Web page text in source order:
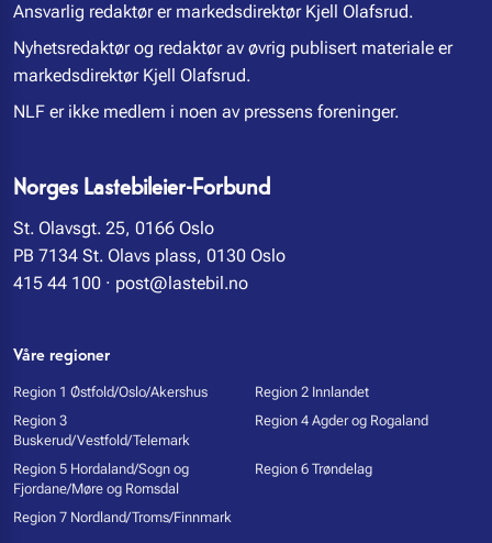
Ansvarlig redaktør er markedsdirektør Kjell Olafsrud.
Nyhetsredaktør og redaktør av øvrig publisert materiale er
markedsdirektør Kjell Olafsrud.
NLF er ikke medlem i noen av pressens foreninger.
Norges Lastebileier-Forbund
St. Olavsgt. 25, 0166 Oslo
PB 7134 St. Olavs plass, 0130 Oslo
415 44 100 · post@lastebil.no
Våre regioner
Region 1 Østfold/Oslo/Akershus
Region 2 Innlandet
Region 3
Buskerud/Vestfold/Telemark
Region 4 Agder og Rogaland
Region 5 Hordaland/Sogn og
Fjordane/Møre og Romsdal
Region 6 Trøndelag
Region 7 Nordland/Troms/Finnmark